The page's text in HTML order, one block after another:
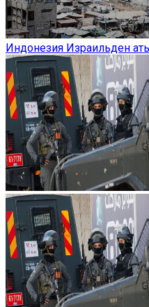
Индонезия Израильден